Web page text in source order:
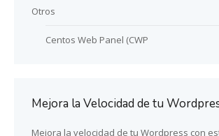
Otros
Centos Web Panel (CWP
Mejora la Velocidad de tu
Mejora la velocidad de tu Wordpress con